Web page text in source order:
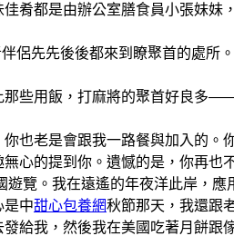
佳肴都是由辦公室膳食員小張妹妹
先後後都來到瞭聚首的處所。
用飯，打麻將的聚首好良多——
老是會跟我一路餐與加入的。
心的提到你。遺憾的是，你再也
。我在遠遙的年夜洋此岸，應
是中甜心包養網秋節那天，我還跟
給我，然後我在美國吃著月餅跟